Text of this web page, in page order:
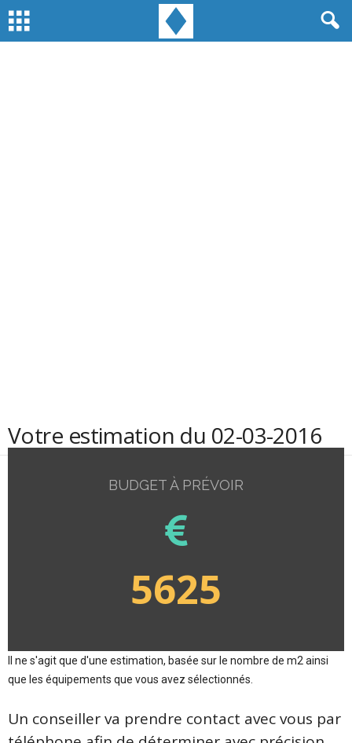
Votre estimation du 02-03-2016
BUDGET À PRÉVOIR
5625
Il ne s'agit que d'une estimation, basée sur le nombre de m2 ainsi
que les équipements que vous avez sélectionnés.
Un conseiller va prendre contact avec vous par